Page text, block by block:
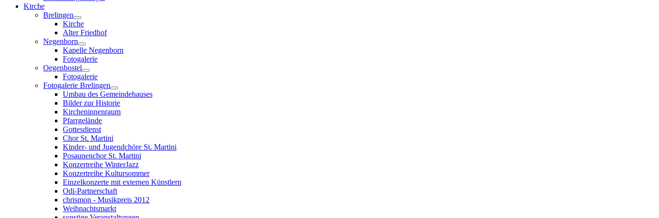
Kirche
Brelingen
Kirche
Alter Friedhof
Negenborn
Kapelle Negenborn
Fotogalerie
Oegenbostel
Fotogalerie
Fotogalerie Brelingen
Umbau des Gemeindehauses
Bilder zur Historie
Kircheninnenraum
Pfarrgelände
Gottesdienst
Chor St. Martini
Kinder- und Jugendchöre St. Martini
Posaunenchor St. Martini
Konzertreihe WinterJazz
Konzertreihe Kultursommer
Einzelkonzerte mit externen Künstlern
Odi-Partnerschaft
chrismon - Musikpreis 2012
Weihnachtsmarkt